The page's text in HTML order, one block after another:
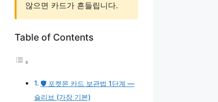
않으면 카드가 흔들립니다.
Table of Contents
🛡️ 포켓몬 카드 보관법 1단계 —
슬리브 (가장 기본)